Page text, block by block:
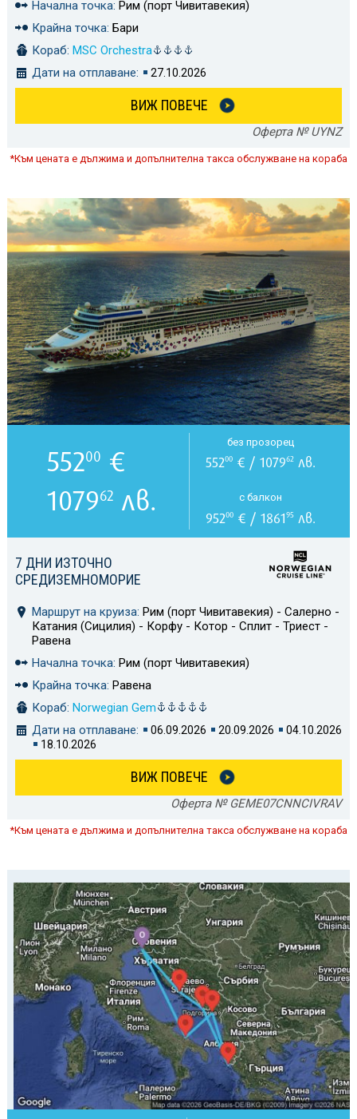
Начална точка: Рим (порт Чивитавекия)
Крайна точка: Бари
Кораб: MSC Orchestra
Дати на отплаване:
27.10.2026
ВИЖ ПОВЕЧЕ
Оферта № UYNZ
*Към цената е дължима и допълнителна такса обслужване на кораба
7 ДНИ ИЗТОЧНО
СРЕДИЗЕМНОМОРИЕ
Маршрут на круиза: Рим (порт Чивитавекия) - Салерно -
Катания (Сицилия) - Корфу - Котор - Сплит - Триест -
Равена
Начална точка: Рим (порт Чивитавекия)
Крайна точка: Равена
Кораб: Norwegian Gem
Дати на отплаване:
06.09.2026 20.09.2026
04.10.2026
18.10.2026
ВИЖ ПОВЕЧЕ
Оферта № GEME07CNNCIVRAV
55200 €
107962 лв.
без прозорец
55200€ / 107962лв.
с балкон
95200€ / 186195лв.
*Към цената е дължима и допълнителна такса обслужване на кораба